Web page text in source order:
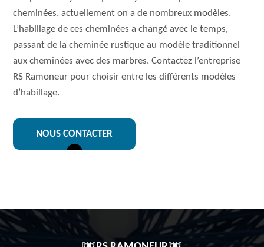
cheminées, actuellement on a de nombreux modèles.
L’habillage de ces cheminées a changé avec le temps,
passant de la cheminée rustique au modèle traditionnel
aux cheminées avec des marbres. Contactez l’entreprise
RS Ramoneur pour choisir entre les différents modèles
d’habillage.
NOUS CONTACTER